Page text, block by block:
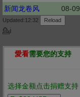
新闻龙卷风
08-09
Updated:12:32
💁ℹ
愛看需要您的支持
选择金额点击捐赠支持